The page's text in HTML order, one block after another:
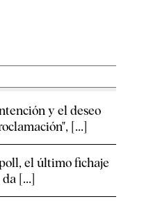
y el deseo
[...]
el último fichaje
[...]